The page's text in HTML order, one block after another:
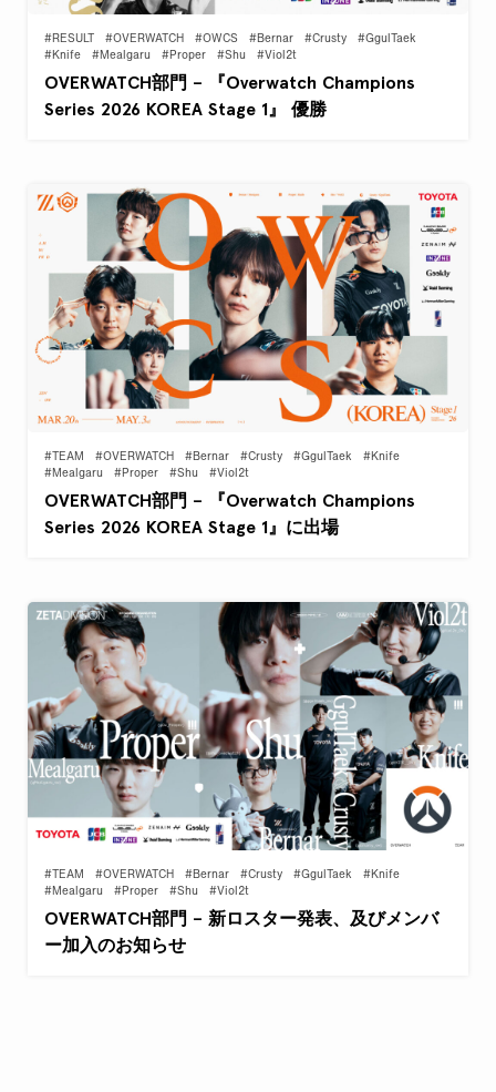
#RESULT #OVERWATCH #OWCS #Bernar #Crusty
#GgulTaek
#Knife
#Mealgaru #Proper #Shu #Viol2t
OVERWATCH部門 – 『Overwatch Champions
Series 2026 KOREA Stage 1』 優勝
#TEAM #OVERWATCH #Bernar #Crusty #GgulTaek
#Knife
#Mealgaru
#Proper #Shu #Viol2t
OVERWATCH部門 – 『Overwatch Champions
Series 2026 KOREA Stage 1』に出場
#TEAM #OVERWATCH #Bernar #Crusty #GgulTaek
#Knife
#Mealgaru
#Proper #Shu #Viol2t
OVERWATCH部門 – 新ロスター発表、及びメンバ
ー加入のお知らせ